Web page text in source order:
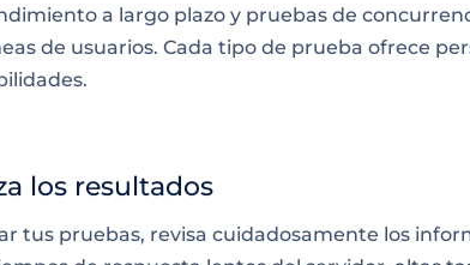
a largo plazo y pruebas de
de usuarios. Cada tipo de prueba ofrece
los resultados
tus pruebas, revisa cuidadosamente los